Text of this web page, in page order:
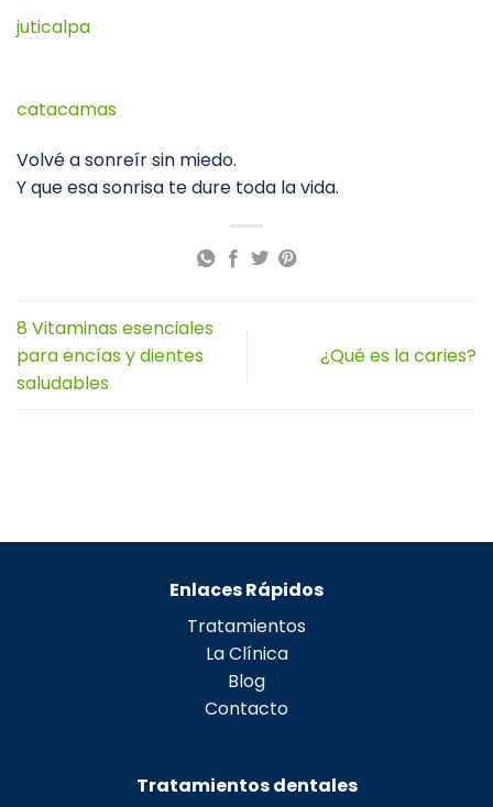
juticalpa
catacamas
Volvé a sonreír sin miedo.
Y que esa sonrisa te dure toda la vida.
8 Vitaminas esenciales
para encías y dientes
saludables
¿Qué es la caries?
Enlaces Rápidos
Tratamientos
La Clínica
Blog
Contacto
Tratamientos dentales